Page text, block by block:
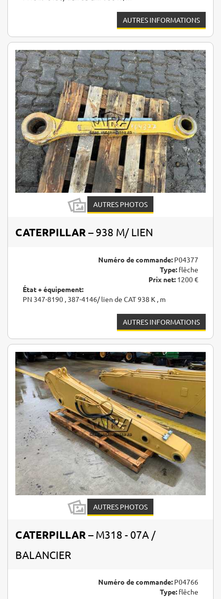
AUTRES INFORMATIONS
AUTRES PHOTOS
CATERPILLAR – 938 M/ LIEN
Numéro de commande: P04377
Type: flêche
Prix net: 1200 €
État + équipement:
PN 347-8190 , 387-4146/ lien de CAT 938 K , m
AUTRES INFORMATIONS
AUTRES PHOTOS
CATERPILLAR – M318 - 07A /
BALANCIER
Numéro de commande: P04766
Type: flêche